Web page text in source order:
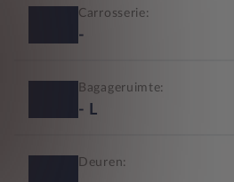
Carrosserie:
-
Bagageruimte:
- L
Deuren: